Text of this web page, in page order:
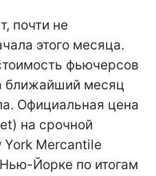
почти не
этого месяца.
фьючерсов
ближайший месяц
Официальная цена
на срочной
Mercantile
Йорке по итогам